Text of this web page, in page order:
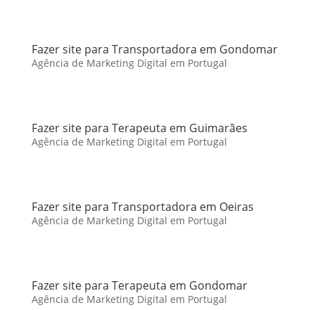
Fazer site para Transportadora em Gondomar
Agência de Marketing Digital em Portugal
Fazer site para Terapeuta em Guimarães
Agência de Marketing Digital em Portugal
Fazer site para Transportadora em Oeiras
Agência de Marketing Digital em Portugal
Fazer site para Terapeuta em Gondomar
Agência de Marketing Digital em Portugal